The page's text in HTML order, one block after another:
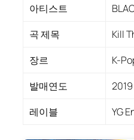
아티스트
곡 제목
Kill
장르
K-
발매연도
2019
레이블
YG